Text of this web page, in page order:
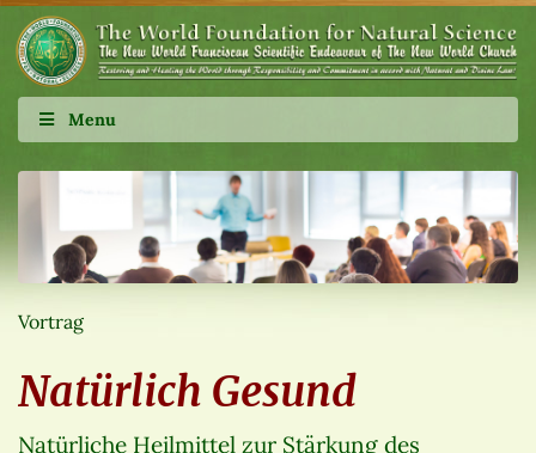
Menu
Vortrag
Natürlich Gesund
Natürliche Heilmittel zur Stärkung des